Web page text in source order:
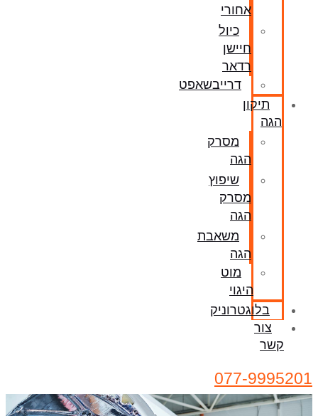
אחורי
כיול
חיישן
רדאר
דרייבשאפט
תיקון
הגה
מסרק
הגה
שיפוץ
מסרק
הגה
משאבת
הגה
מוט
היגוי
בלוגטרוניק
צור
קשר
077-9995201